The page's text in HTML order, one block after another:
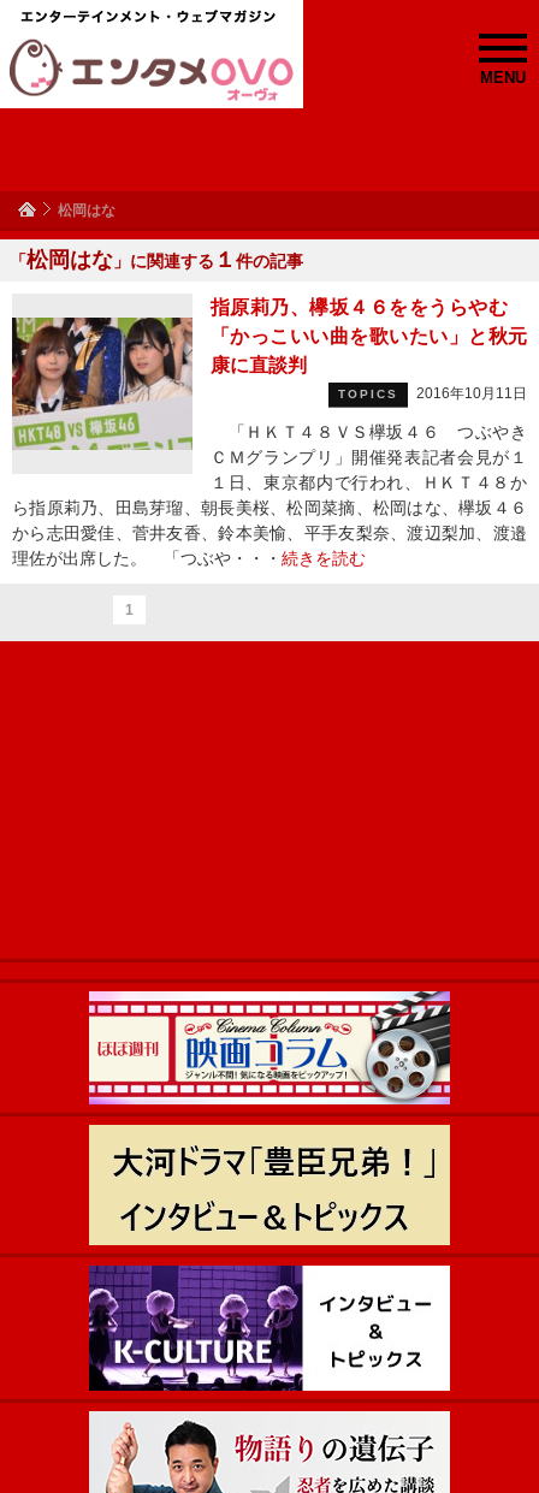
MENU
松岡はな
「松岡はな 」に関連する １ 件の記事
指原莉乃、欅坂４６ををうらやむ
「かっこいい曲を歌いたい」と秋元
康に直談判
TOPICS 2016年10月11日
「ＨＫＴ４８ＶＳ欅坂４６ つぶやき
ＣＭグランプリ」開催発表記者会見が１
１日、東京都内で行われ、ＨＫＴ４８か
ら指原莉乃、田島芽瑠、朝長美桜、松岡菜摘、松岡はな、欅坂４６
から志田愛佳、菅井友香、鈴本美愉、平手友梨奈、渡辺梨加、渡邉
理佐が出席した。 「つぶや・・・ 続きを読む
1